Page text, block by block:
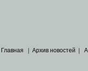
Главная Архив новостей